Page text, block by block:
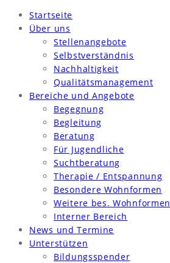
Startseite
Über uns
Stellenangebote
Selbstverständnis
Nachhaltigkeit
Qualitätsmanagement
Bereiche und Angebote
Begegnung
Begleitung
Beratung
Für Jugendliche
Suchtberatung
Therapie / Entspannung
Besondere Wohnformen
Weitere bes. Wohnformen
Interner Bereich
News und Termine
Unterstützen
Bildungsspender